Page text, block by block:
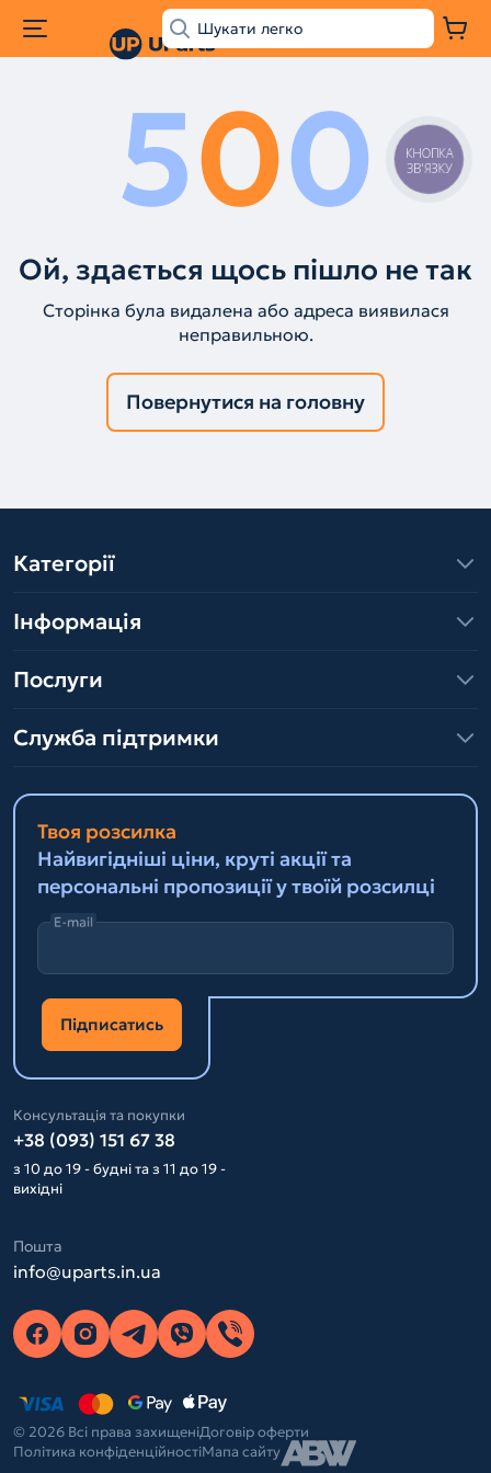
500
Ой, здається щось пішло не так
Сторінка була видалена або адреса виявилася
неправильною.
Повернутися на головну
Категорії
Інформація
Послуги
Служба підтримки
Твоя розсилка
Найвигідніші ціни, круті акції та
персональні пропозиції у твоїй розсилці
E-mail
Підписатись
Консультація та покупки
+38 (093) 151 67 38
з 10 до 19 - будні та з 11 до 19 -
вихідні
Пошта
info@uparts.in.ua
© 2026 Всі права захищеніДоговір оферти
Політика конфіденційностіМапа сайту
КНОПКА
ЗВ'ЯЗКУ